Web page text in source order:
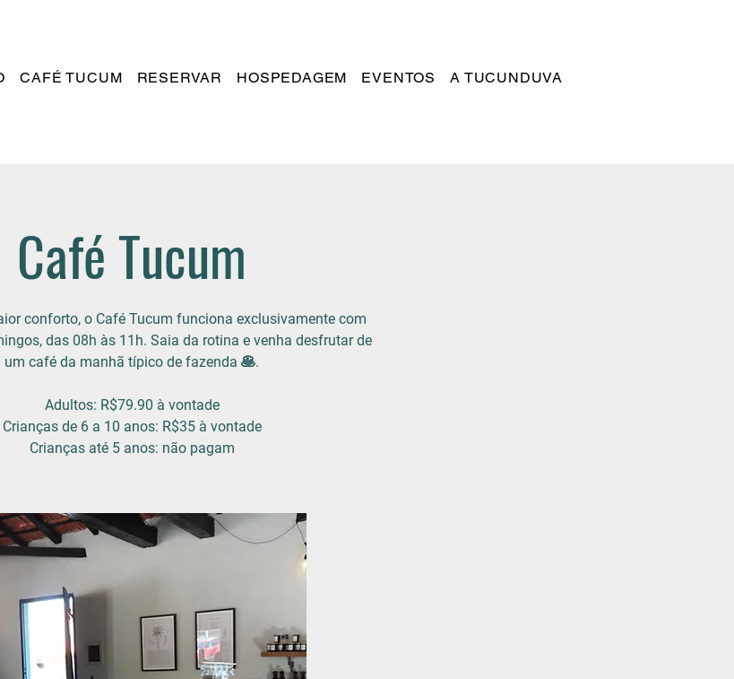
CAFÉ TUCUM RESERVAR HOSPEDAGEM EVENTOS A TUCUNDUVA
Café Tucum
conforto, o Café Tucum funciona exclusivamente com
das 08h às 11h. Saia da rotina e venha desfrutar de
um café da manhã típico de fazenda 🥞.
Adultos: R$79.90 à vontade
Crianças de 6 a 10 anos: R$35 à vontade